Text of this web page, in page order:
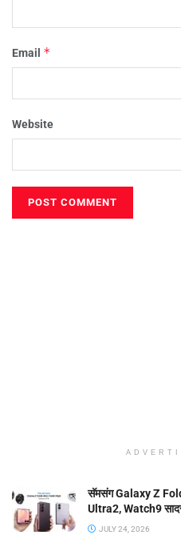
Email *
Website
सॅमसंग Galaxy Z
Ultra2, Watch9
JULY 24, 2026